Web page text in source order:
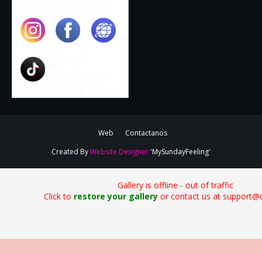
Web
Contactanos
Created ByWebsite Designer 'MySundayFeeling'
Gallery is offline - out of traffic
Click to restore your galleryor contact us at